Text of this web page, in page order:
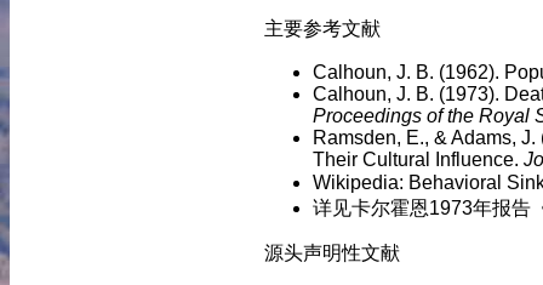
主要参考文献
Calhoun, J. B. (1962).
Calhoun, J. B. (1973).
Proceedings of the Royal
Ramsden, E., & Adams,
Their Cultural Influence.
Wikipedia: Behavioral
详见卡尔霍恩1973年报告
源头声明性文献